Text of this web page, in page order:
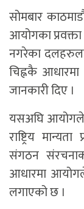
सोमबार
आयोगका प्रवक्ता
नगरेका
चिह्नकै आधारमा
जानकारी दिए ।
यसअघि आयोगले
राष्ट्रिय
संगठन
आधारमा
लगाएको छ ।